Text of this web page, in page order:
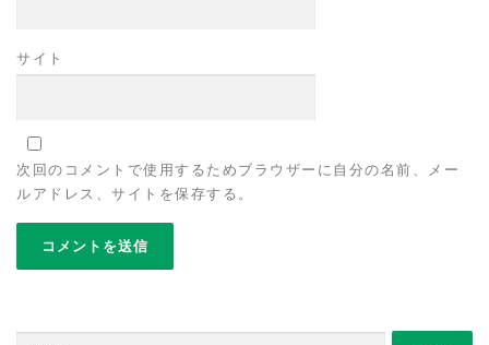
サイト
次回のコメントで使用するためブラウザーに自分の名前、メー
ルアドレス、サイトを保存する。